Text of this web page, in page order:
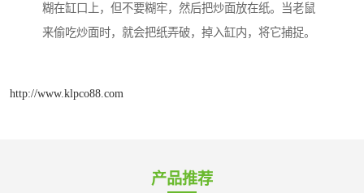
糊在缸口上，但不要糊牢，然后把炒面放在纸。当老鼠
来偷吃炒面时，就会把纸弄破，掉入缸内，将它捕捉。
http://www.klpco88.com
产品推荐